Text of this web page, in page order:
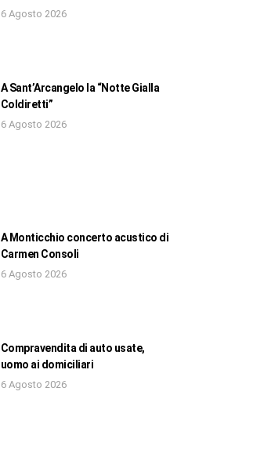
6 Agosto 2026
A Sant’Arcangelo la “Notte Gialla
Coldiretti”
6 Agosto 2026
A Monticchio concerto acustico di
Carmen Consoli
6 Agosto 2026
Compravendita di auto usate,
uomo ai domiciliari
6 Agosto 2026